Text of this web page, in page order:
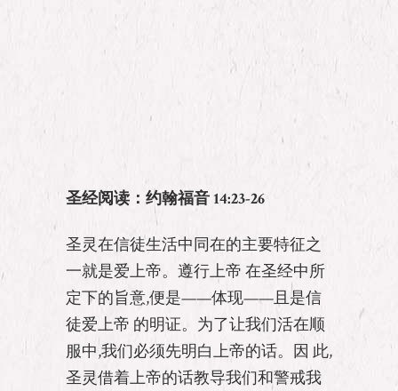
圣经阅读：约翰福音 14:23-26
圣灵在信徒生活中同在的主要特征之
一就是爱上帝。遵行上帝 在圣经中所
定下的旨意,便是——体现——且是信
徒爱上帝 的明证。为了让我们活在顺
服中,我们必须先明白上帝的话。因 此,
圣灵借着上帝的话教导我们和警戒我